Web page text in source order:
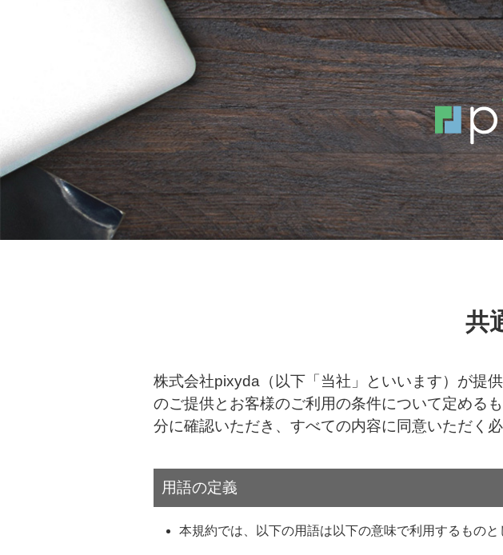
共
株式会社pixyda（以下「当社」といいます）が提
のご提供とお客様のご利用の条件について定める
分に確認いただき、すべての内容に同意いただく必
用語の定義
本規約では、以下の用語は以下の意味で利用するものと